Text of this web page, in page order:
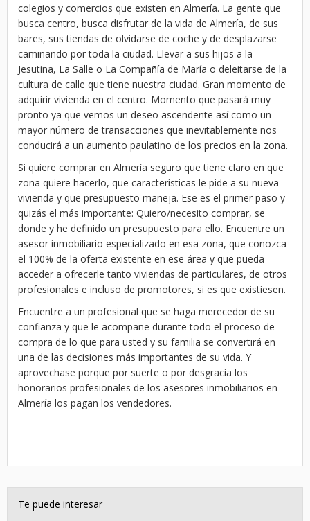
colegios y comercios que existen en Almería. La gente que
busca centro, busca disfrutar de la vida de Almería, de sus
bares, sus tiendas de olvidarse de coche y de desplazarse
caminando por toda la ciudad. Llevar a sus hijos a la
Jesutina, La Salle o La Compañía de María o deleitarse de la
cultura de calle que tiene nuestra ciudad. Gran momento de
adquirir vivienda en el centro. Momento que pasará muy
pronto ya que vemos un deseo ascendente así como un
mayor número de transacciones que inevitablemente nos
conducirá a un aumento paulatino de los precios en la zona.
Si quiere comprar en Almería seguro que tiene claro en que
zona quiere hacerlo, que características le pide a su nueva
vivienda y que presupuesto maneja. Ese es el primer paso y
quizás el más importante: Quiero/necesito comprar, se
donde y he definido un presupuesto para ello. Encuentre un
asesor inmobiliario especializado en esa zona, que conozca
el 100% de la oferta existente en ese área y que pueda
acceder a ofrecerle tanto viviendas de particulares, de otros
profesionales e incluso de promotores, si es que existiesen.
Encuentre a un profesional que se haga merecedor de su
confianza y que le acompañe durante todo el proceso de
compra de lo que para usted y su familia se convertirá en
una de las decisiones más importantes de su vida. Y
aprovechase porque por suerte o por desgracia los
honorarios profesionales de los asesores inmobiliarios en
Almería los pagan los vendedores.
Te puede interesar